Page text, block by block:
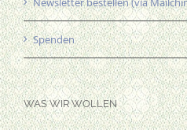
Spenden
WAS WIR WOLLEN